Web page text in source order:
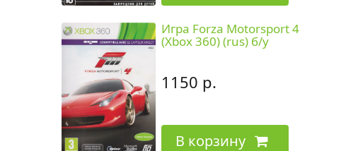
Игра Forza Motorsport 4
(Xbox 360) (rus) б/у
1150 р.
В корзину